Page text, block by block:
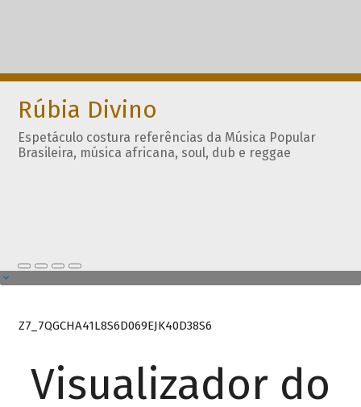
Rúbia Divino
Espetáculo costura referências da Música Popular
Brasileira, música africana, soul, dub e reggae
Z7_7QGCHA41L8S6D069EJK40D38S6
Visualizador do